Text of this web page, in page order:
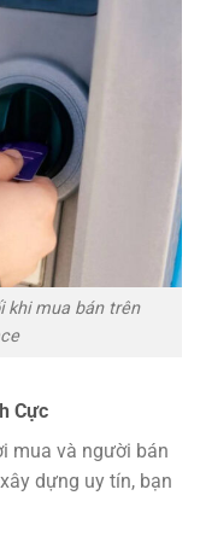
khi mua bán trên
Cực
mua và người bán
dựng uy tín, bạn